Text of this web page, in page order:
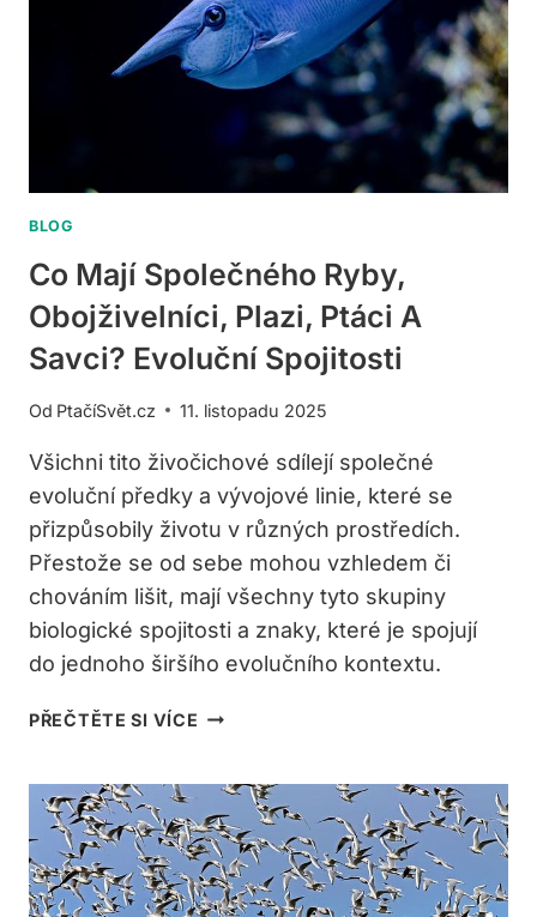
BLOG
Co Mají Společného Ryby,
Obojživelníci, Plazi, Ptáci A
Savci? Evoluční Spojitosti
Od PtačíSvět.cz 11. listopadu 2025
Všichni tito živočichové sdílejí společné
evoluční předky a vývojové linie, které se
přizpůsobily životu v různých prostředích.
Přestože se od sebe mohou vzhledem či
chováním lišit, mají všechny tyto skupiny
biologické spojitosti a znaky, které je spojují
do jednoho širšího evolučního kontextu.
PŘEČTĚTE SI VÍCE CO
RYBY,
OBOJŽIVELNÍCI,
PLAZI,
PTÁCI
A